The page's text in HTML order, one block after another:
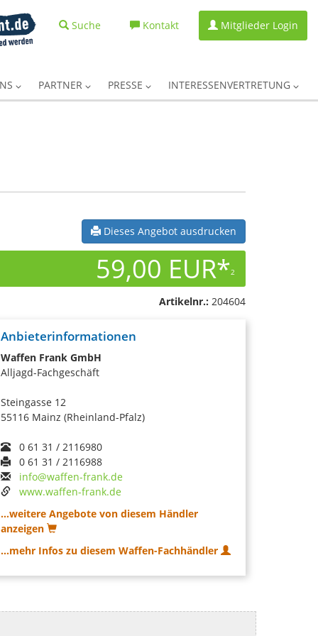
Suche Kontakt Mitglieder Login
PARTNER PRESSE INTERESSENVERTRETUNG
Dieses Angebot ausdrucken
59,00 EUR*2
Artikelnr.: 204604
Anbieterinformationen
Waffen Frank GmbH
Alljagd-Fachgeschäft
Steingasse 12
55116 Mainz (Rheinland-Pfalz)
0 61 31 / 2116980
0 61 31 / 2116988
info@waffen-frank.de
www.waffen-frank.de
...weitere Angebote von diesem Händler
anzeigen
...mehr Infos zu diesem Waffen-Fachhändler